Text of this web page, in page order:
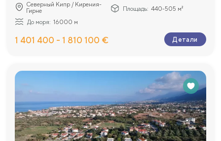
Северный Кипр / Кирения-
Гирне
Площадь: 440-505 м²
До моря: 16000 м
1 401 400 - 1 810 100 € Детали